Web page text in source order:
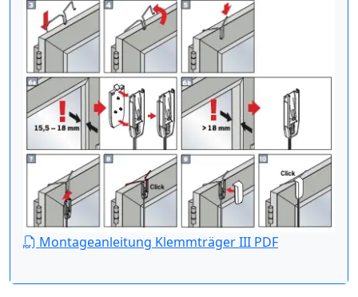
Montageanleitung Klemmträger III PDF